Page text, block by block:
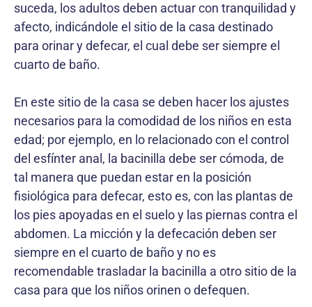
suceda, los adultos deben actuar con tranquilidad y
afecto, indicándole el sitio de la casa destinado
para orinar y defecar, el cual debe ser siempre el
cuarto de baño.
En este sitio de la casa se deben hacer los ajustes
necesarios para la comodidad de los niños en esta
edad; por ejemplo, en lo relacionado con el control
del esfínter anal, la bacinilla debe ser cómoda, de
tal manera que puedan estar en la posición
fisiológica para defecar, esto es, con las plantas de
los pies apoyadas en el suelo y las piernas contra el
abdomen. La micción y la defecación deben ser
siempre en el cuarto de baño y no es
recomendable trasladar la bacinilla a otro sitio de la
casa para que los niños orinen o defequen.